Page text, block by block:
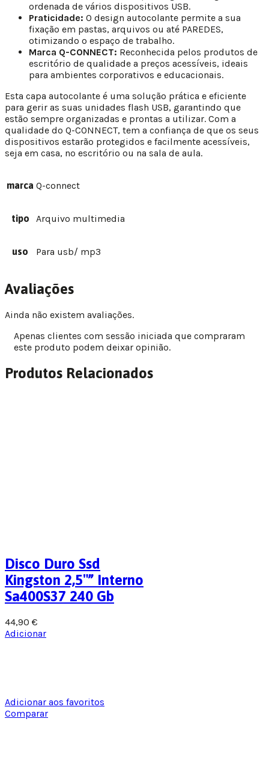
ordenada de vários dispositivos USB.
Praticidade: O design autocolante permite a sua
fixação em pastas, arquivos ou até PAREDES,
otimizando o espaço de trabalho.
Marca Q-CONNECT: Reconhecida pelos produtos de
escritório de qualidade a preços acessíveis, ideais
para ambientes corporativos e educacionais.
Esta capa autocolante é uma solução prática e eficiente
para gerir as suas unidades flash USB, garantindo que
estão sempre organizadas e prontas a utilizar. Com a
qualidade do Q-CONNECT, tem a confiança de que os seus
dispositivos estarão protegidos e facilmente acessíveis,
seja em casa, no escritório ou na sala de aula.
marca Q-connect
tipo Arquivo multimedia
uso Para usb/ mp3
Avaliações
Ainda não existem avaliações.
Apenas clientes com sessão iniciada que compraram
este produto podem deixar opinião.
Produtos Relacionados
Adicionar aos favoritos
Comparar
Disco Duro Ssd
Kingston 2,5″” Interno
Sa400S37 240 Gb
44,90 €
Adicionar